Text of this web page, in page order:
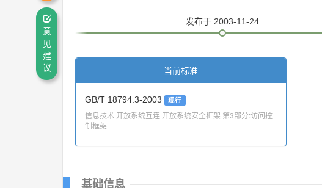
发布于 2003-11-24
当前标准
GB/T 18794.3-2003 现行
信息技术 开放系统互连 开放系统安全框架 第3部分:访问控
制框架
基础信息
意
见
建
议